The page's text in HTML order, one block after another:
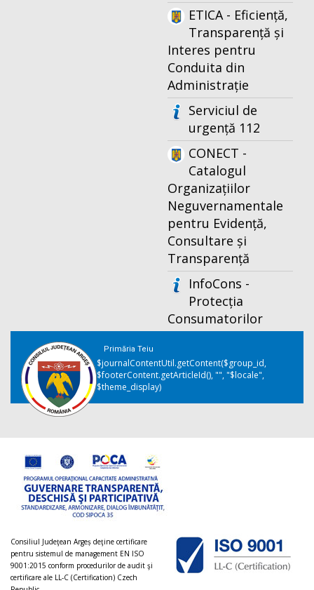
ETICA - Eficiență,
Transparență și
Interes pentru
Conduita din
Administrație
Serviciul de
urgență 112
CONECT -
Catalogul
Organizațiilor
Neguvernamentale
pentru Evidență,
Consultare și
Transparență
InfoCons -
Protecția
Consumatorilor
Primăria Teiu
$journalContentUtil.getContent($group_id,
$footerContent.getArticleId(), "", "$locale",
$theme_display)
Consiliul Judeţean Argeș deţine certificare
pentru sistemul de management EN ISO
9001:2015 conform procedurilor de audit şi
certificare ale LL-C (Certification) Czech